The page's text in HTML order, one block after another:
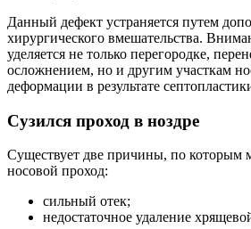
Данный дефект устраняется путем
хирургического вмешательства.
уделяется не только перегородке,
осложнением, но и другим участкам
деформации в результате
Сузился проход в ноздре
Существует две причины, по которым
носовой проход:
сильный отек;
недостаточное удаление